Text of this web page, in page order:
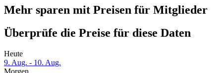
Mehr sparen mit Preisen für Mitglieder
Überprüfe die Preise für diese Daten
Heute
9. Aug. - 10. Aug.